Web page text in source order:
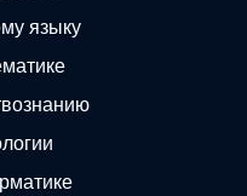
языку